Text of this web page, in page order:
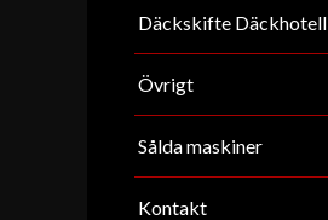
Däckskifte Däckhotell
Övrigt
Sålda maskiner
Kontakt